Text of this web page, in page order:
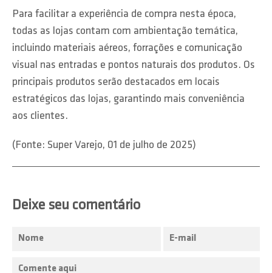
Para facilitar a experiência de compra nesta época,
todas as lojas contam com ambientação temática,
incluindo materiais aéreos, forrações e comunicação
visual nas entradas e pontos naturais dos produtos. Os
principais produtos serão destacados em locais
estratégicos das lojas, garantindo mais conveniência
aos clientes.
(Fonte: Super Varejo, 01 de julho de 2025)
Deixe seu comentário